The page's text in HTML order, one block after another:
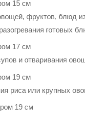
15 см
фруктов, блюд
готовых
17 см
и отваривания
19 см
риса или крупных
19 см